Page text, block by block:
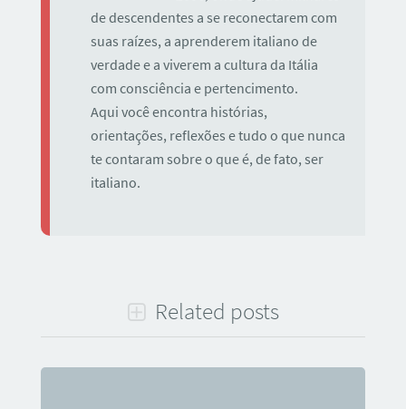
de descendentes a se reconectarem com
suas raízes, a aprenderem italiano de
verdade e a viverem a cultura da Itália
com consciência e pertencimento.
Aqui você encontra histórias,
orientações, reflexões e tudo o que nunca
te contaram sobre o que é, de fato, ser
italiano.
Related posts